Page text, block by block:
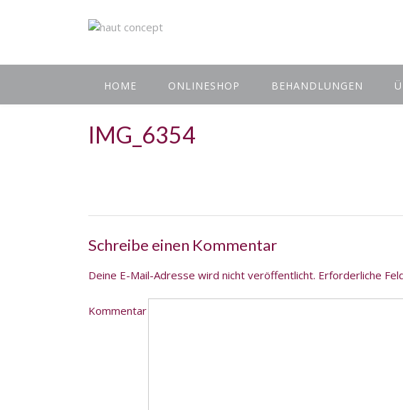
HOME ONLINESHOP BEHANDLUNGEN
IMG_6354
Schreibe einen Kommentar
Deine E-Mail-Adresse wird nicht veröffentlicht. Erforderliche
Kommentar